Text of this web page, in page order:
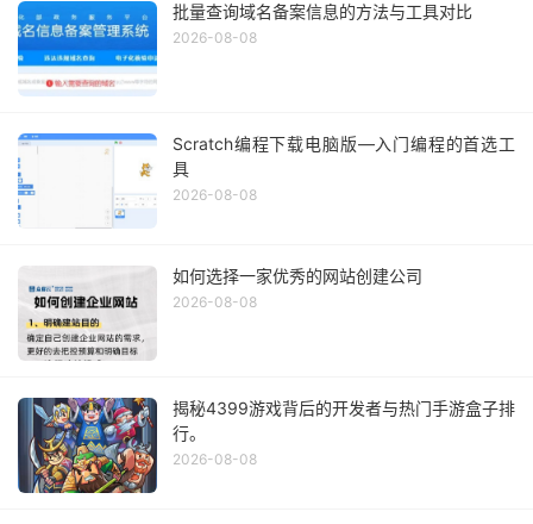
批量查询域名备案信息的方法与工具对比
2026-08-08
Scratch编程下载电脑版—入门编程的首选工
具
2026-08-08
如何选择一家优秀的网站创建公司
2026-08-08
揭秘4399游戏背后的开发者与热门手游盒子排
行。
2026-08-08